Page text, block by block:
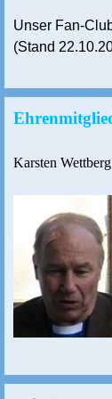
Unser Fan-
(Stand
Karsten